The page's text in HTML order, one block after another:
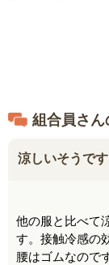
●中国製またはバ
※写真と柄の出方
組合員さん
涼しいそうです
他の服と比べて
す。接触冷感の
腰はゴムなので